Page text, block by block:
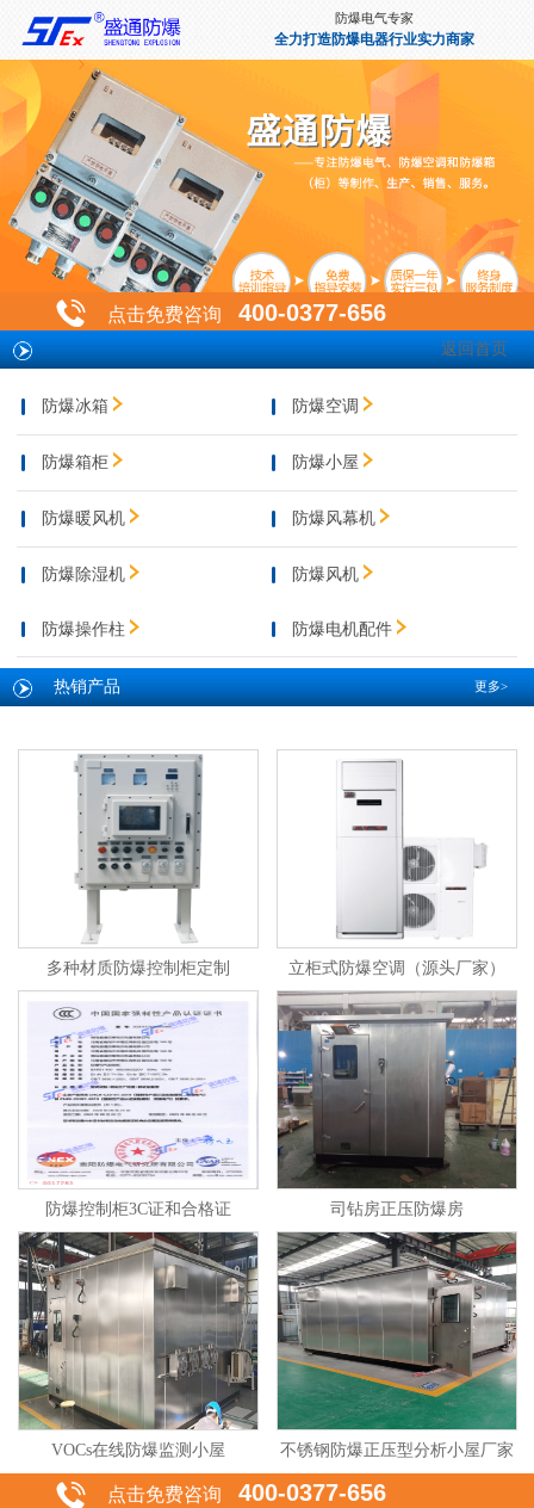
防爆电气专家
全力打造防爆电器行业实力商家
点击免费咨询 400-0377-656
返回首页
防爆冰箱 防爆空调
防爆箱柜 防爆小屋
防爆暖风机 防爆风幕机
防爆除湿机 防爆风机
防爆操作柱 防爆电机配件
更多>
热销产品
多种材质防爆控制柜定制 立柜式防爆空调（源头厂家）
防爆控制柜3C证和合格证 司钻房正压防爆房
VOCs在线防爆监测小屋 不锈钢防爆正压型分析小屋厂家
点击免费咨询 400-0377-656